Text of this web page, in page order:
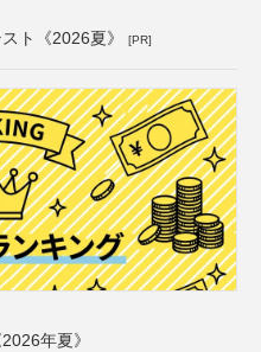
ト《2026夏》 [PR]
年夏》